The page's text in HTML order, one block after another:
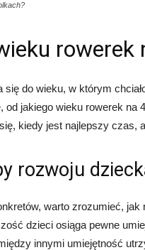
rowerek
się do wieku, w którym
jakiego wieku rowerek na
kiedy jest najlepszy czas,
rozwoju
warto zrozumieć,
dzieci osiąga pewne
innymi umiejętność